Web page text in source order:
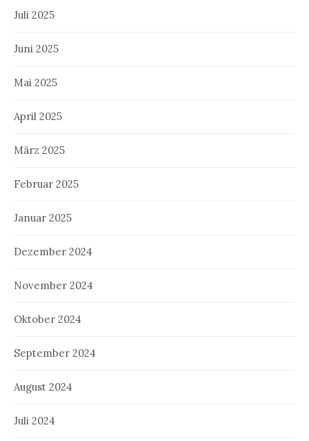
Juli 2025
Juni 2025
Mai 2025
April 2025
März 2025
Februar 2025
Januar 2025
Dezember 2024
November 2024
Oktober 2024
September 2024
August 2024
Juli 2024